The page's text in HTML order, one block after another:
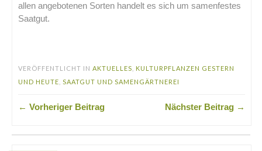
allen angebotenen Sorten handelt es sich um samenfestes
Saatgut.
VERÖFFENTLICHT IN AKTUELLES
KULTURPFLANZEN GESTERN
UND HEUTE SAATGUT UND SAMENGÄRTNEREI
← Vorheriger Beitrag Nächster Beitrag →